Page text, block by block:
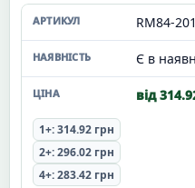
RM84-
Є в
від
1+: 314.92 грн
2+: 296.02 грн
4+: 283.42 грн